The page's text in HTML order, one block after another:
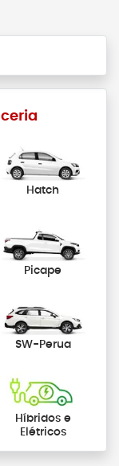
Hatch
Picape
SW-Perua
Híbridos e
Elétricos